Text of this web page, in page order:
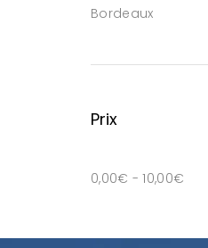
Bordeaux
Prix
0,00€ -10,00€